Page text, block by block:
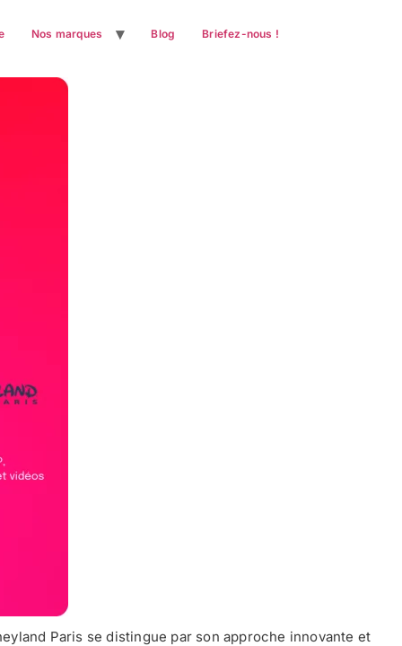
Nos marques Blog Briefez-nous !
Paris se distingue par son approche innovante et